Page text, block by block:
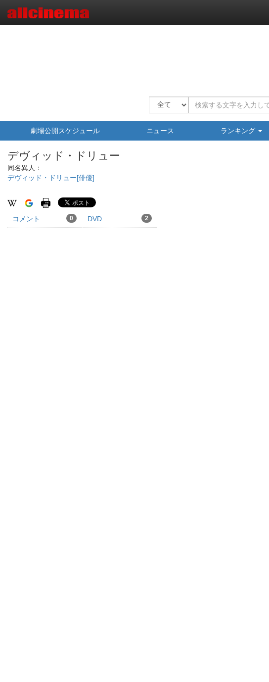
劇場公開スケジュール ニュース ランキング
デヴィッド・ドリュー
同名異人：
デヴィッド・ドリュー[俳優]
コメント 0 DVD 2